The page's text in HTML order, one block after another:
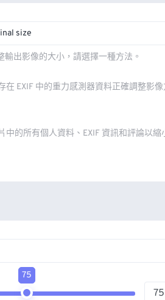
size
輸出影像的大小，請選擇一種方法。
在 EXIF 中的重力感測器資料正確調整影像
中的所有個人資料、EXIF 資訊和評論以縮
75